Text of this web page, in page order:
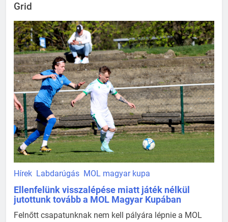
Grid
Hírek Labdarúgás MOL magyar kupa
Ellenfelünk visszalépése miatt játék nélkül
jutottunk tovább a MOL Magyar Kupában
Felnőtt csapatunknak nem kell pályára lépnie a MOL